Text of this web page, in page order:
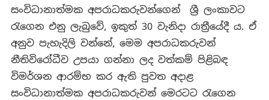
සංවිධානාත්මක අපරාධකරුවන්ගෙන් ශ්‍රී ලංකාවට
රැගෙන එනු ලැබුවේ, ඉකුත් 30 වැනිදා රාත්‍රීයේදී ය. ඒ
අනුව පැහැදිලි වන්නේ, මෙම අපරාධකරුවන්
නීතිවිරෝධීව උපයා ගන්නා ලද වත්කම් පිළිබඳ
විමර්ශන ආරම්භ කර ඇති පුවත අදාළ
සංවිධානාත්මක අපරාධකරුවන් මෙරටට රැගෙන